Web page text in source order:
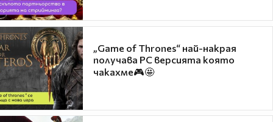
„Game of Thrones“ най-накрая
получава PC версията която
чакахме🎮🤩